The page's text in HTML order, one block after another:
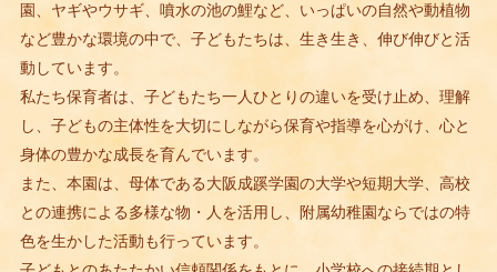
園、ヤギやウサギ、噴水の池の鯉など、いっぱいの自然や動植物
など豊かな環境の中で、子どもたちは、生き生き、伸び伸びと活
動しています。
私たち保育者は、子どもたち一人ひとりの違いを受け止め、理解
し、子どもの主体性を大切にしながら保育や指導を心がけ、心と
身体の豊かな成長を育んでいます。
また、本園は、母体である大阪成蹊学園の大学や短期大学、高校
との連携による多様な物・人を活用し、附属幼稚園ならではの特
色を生かした活動も行っています。